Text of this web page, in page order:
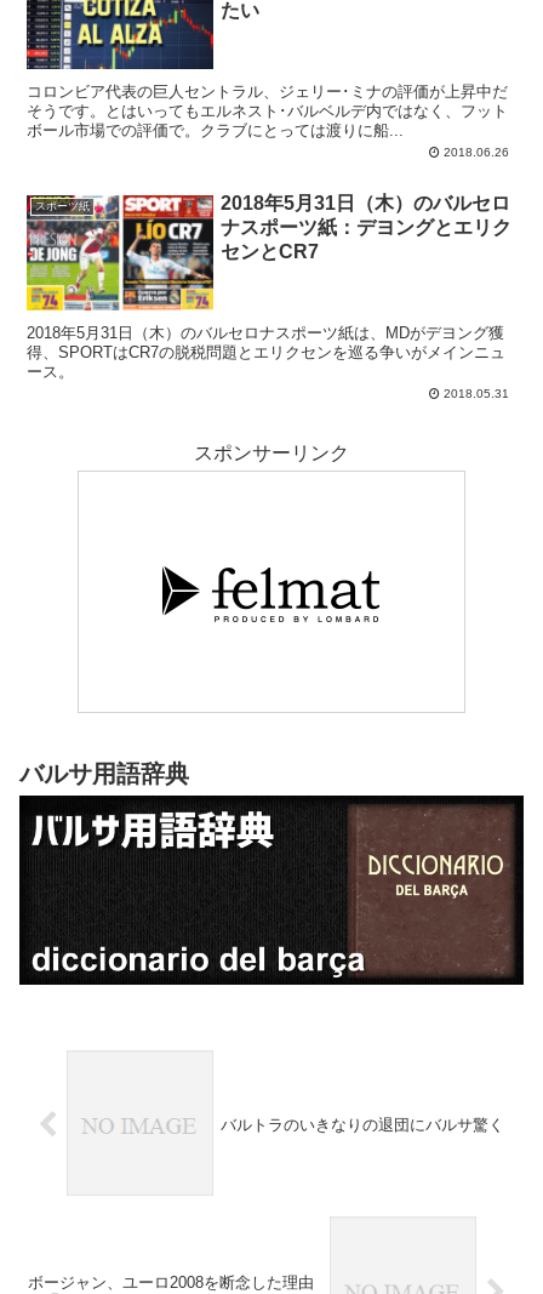
たい
コロンビア代表の巨人セントラル、ジェリー･ミナの評価が上昇中だ
そうです。とはいってもエルネスト･バルベルデ内ではなく、フット
ボール市場での評価で。クラブにとっては渡りに船...
2018.06.26
スポーツ紙
2018年5月31日（木）のバルセロ
ナスポーツ紙：デヨングとエリク
センとCR7
2018年5月31日（木）のバルセロナスポーツ紙は、MDがデヨング獲
得、SPORTはCR7の脱税問題とエリクセンを巡る争いがメインニュ
ース。
2018.05.31
スポンサーリンク
バルサ用語辞典
バルトラのいきなりの退団にバルサ驚く
ボージャン、ユーロ2008を断念した理由